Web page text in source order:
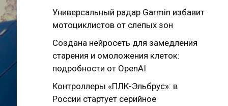
Универсальный радар Garmin избавит
мотоциклистов от слепых зон
Создана нейросеть для замедления
старения и омоложения клеток:
подробности от OpenAI
Контроллеры «ПЛК-Эльбрус»: в
России стартует серийное